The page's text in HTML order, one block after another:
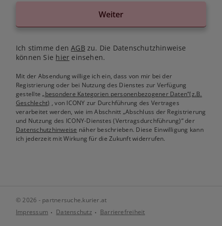
Weiter
Ich stimme denAGB zu. Die Datenschutzhinweise
können Sie hier einsehen.
Mit der Absendung willige ich ein, dass von mir bei der
Registrierung oder bei Nutzung des Dienstes zur Verfügung
gestellte„besondere Kategorien personenbezogener Daten“(z.B.
Geschlecht) , von ICONY zur Durchführung des Vertrages
verarbeitet werden, wie im Abschnitt „Abschluss der Registrierung
und Nutzung des ICONY-Dienstes (Vertragsdurchführung)“ der
Datenschutzhinweise näher beschrieben. Diese Einwilligung kann
ich jederzeit mit Wirkung für die Zukunft widerrufen.
© 2026 - partnersuche.kurier.at
Impressum
Datenschutz Barrierefreiheit